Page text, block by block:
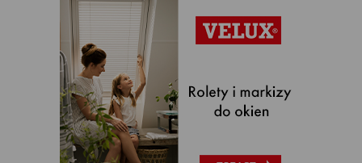
Kostka brukowa
coraz chętniej wybierana jest do ogrodów,
parków, na tarasy
, czy chodniki gdzie często zastępuje
tradycyjne płyty chodnikowe
różnorodność, jaką mogą się pochwalić
Doceniają to szczególnie osoby zajmujące się projektowaniem
takich przestrzeni. Elementy wykonywane są z głównie z
betonu, ale również z kamienia i cegły. Mogą mieć niemal
dowolny kształt i występują w kilku naturalnych wariantach
kolorystycznych.